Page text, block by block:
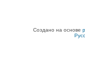
Создано на основе